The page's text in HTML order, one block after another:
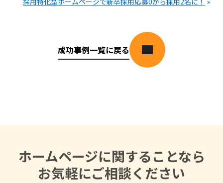
成功事例一覧に戻る
ホームページに関することなら
お気軽にご相談ください